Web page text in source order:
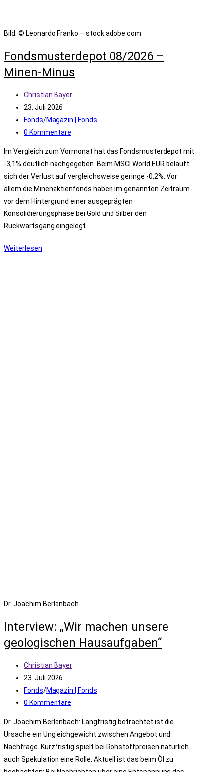
Bild: © Leonardo Franko – stock.adobe.com
Fondsmusterdepot 08/2026 –
Minen-Minus
Beitrags-
Autor:
Christian Bayer
Beitrag
veröffentlicht:
23. Juli 2026
Beitrags-
Kategorie:
Fonds/Magazin | Fonds
Beitrags-
0 Kommentare
Im Vergleich zum Vormonat hat das Fondsmusterdepot mit
-3,1% deutlich nachgegeben. Beim MSCI World EUR beläuft
sich der Verlust auf vergleichsweise geringe -0,2%. Vor
allem die Minenaktienfonds haben im genannten Zeitraum
vor dem Hintergrund einer ausgeprägten
Konsolidierungsphase bei Gold und Silber den
Rückwärtsgang eingelegt.
Weiterlesen
Dr. Joachim Berlenbach
Interview: „Wir machen unsere
geologischen Hausaufgaben“
Beitrags-
Autor:
Christian Bayer
Beitrag
veröffentlicht:
23. Juli 2026
Beitrags-
Kategorie:
Fonds/Magazin | Fonds
Beitrags-
0 Kommentare
Dr. Joachim Berlenbach: Langfristig betrachtet ist die
Ursache ein Ungleichgewicht zwischen Angebot und
Nachfrage. Kurzfristig spielt bei Rohstoffpreisen natürlich
auch Spekulation eine Rolle. Aktuell ist das beim Öl zu